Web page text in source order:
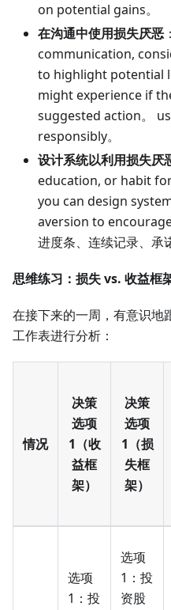
on potential gains。
在沟通中使用损失厌恶
communication,
to highlight potential
might experience if
suggested action。
responsibly。
设计系统以利用损失厌
education, or habit
you can design
aversion to
进度条、连续记录、承
思维练习：损失 vs. 收益框
在接下来的一周，有意识地
工作表进行分析：
情况
决策
选项
1（收
益框
架）
决策
选项
1（损
失框
架）
选项
1：投
选项
1：投
资股